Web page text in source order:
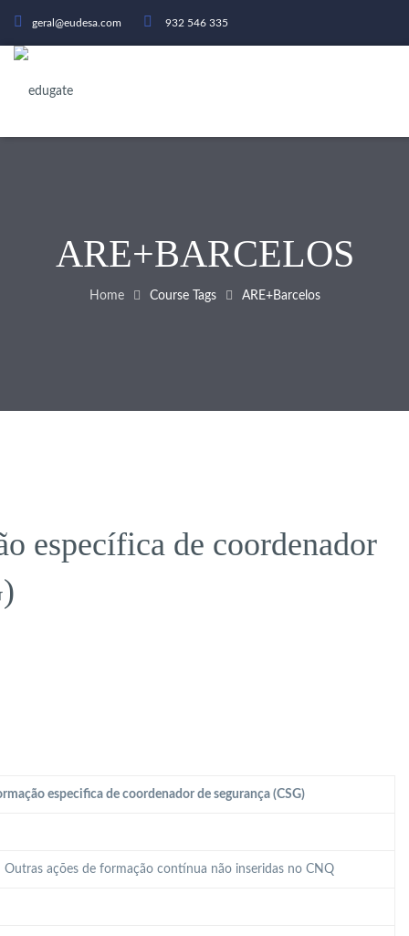
geral@eudesa.com 932 546 335
ARE+BARCELOS
Home Course Tags ARE+Barcelos
específica de coordenador
especifica de coordenador de segurança (CSG)
Outras ações de formação contínua não inseridas no CNQ